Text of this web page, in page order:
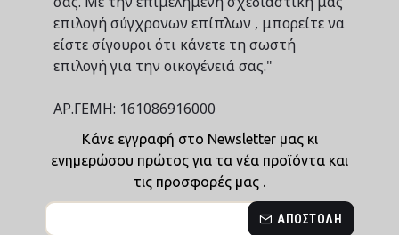
επιλογή σύγχρονων επίπλων , μπορείτε να
είστε σίγουροι ότι κάνετε τη σωστή
επιλογή για την οικογένειά σας."
ΑΡ.ΓΕΜΗ: 161086916000
Κάνε εγγραφή στο Newsletter μας κι
ενημερώσου πρώτος για τα νέα προϊόντα και
τις προσφορές μας .
ΑΠΟΣΤΟΛΉ